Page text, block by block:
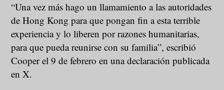
“Una vez más hago un llamamiento a las autoridades
de Hong Kong para que pongan fin a esta terrible
experiencia y lo liberen por razones humanitarias,
para que pueda reunirse con su familia”, escribió
Cooper el 9 de febrero en una declaración publicada
en X.